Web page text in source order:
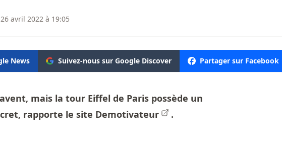
avril 2022 à 19:05
News Suivez-nous sur Google Discover Partager sur Facebook
mais la tour Eiffel de Paris possède un
rapporte le site Demotivateur .